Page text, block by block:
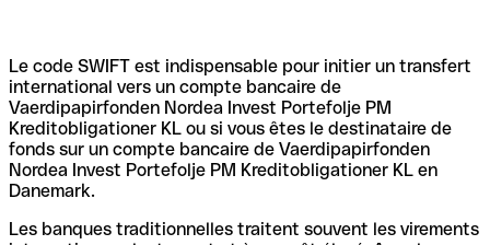
Le code SWIFT est indispensable pour initier un transfert
international vers un compte bancaire de
Vaerdipapirfonden Nordea Invest Portefolje PM
Kreditobligationer KL ou si vous êtes le destinataire de
fonds sur un compte bancaire de Vaerdipapirfonden
Nordea Invest Portefolje PM Kreditobligationer KL en
Danemark.
Les banques traditionnelles traitent souvent les virements